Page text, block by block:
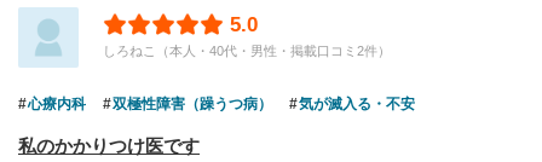
5.0
しろねこ（本人・40代・男性・掲載口コミ2件）
心療内科 双極性障害（躁うつ病） 気が滅入る・不安
私のかかりつけ医です